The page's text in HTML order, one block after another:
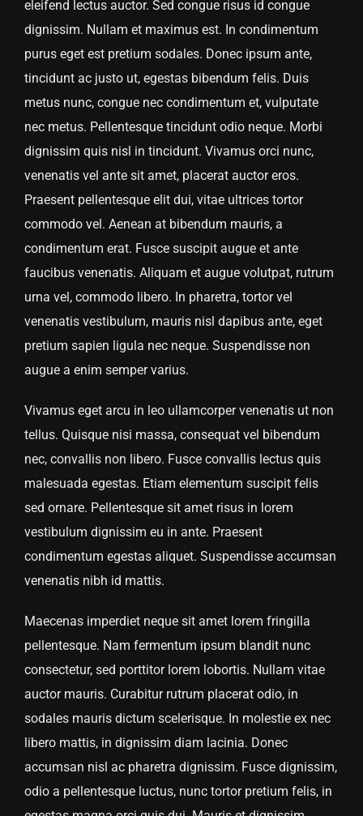
eleifend lectus auctor. Sed congue risus id congue
dignissim. Nullam et maximus est. In condimentum
purus eget est pretium sodales. Donec ipsum ante,
tincidunt ac justo ut, egestas bibendum felis. Duis
metus nunc, congue nec condimentum et, vulputate
nec metus. Pellentesque tincidunt odio neque. Morbi
dignissim quis nisl in tincidunt. Vivamus orci nunc,
venenatis vel ante sit amet, placerat auctor eros.
Praesent pellentesque elit dui, vitae ultrices tortor
commodo vel. Aenean at bibendum mauris, a
condimentum erat. Fusce suscipit augue et ante
faucibus venenatis. Aliquam et augue volutpat, rutrum
urna vel, commodo libero. In pharetra, tortor vel
venenatis vestibulum, mauris nisl dapibus ante, eget
pretium sapien ligula nec neque. Suspendisse non
augue a enim semper varius.
Vivamus eget arcu in leo ullamcorper venenatis ut non
tellus. Quisque nisi massa, consequat vel bibendum
nec, convallis non libero. Fusce convallis lectus quis
malesuada egestas. Etiam elementum suscipit felis
sed ornare. Pellentesque sit amet risus in lorem
vestibulum dignissim eu in ante. Praesent
condimentum egestas aliquet. Suspendisse accumsan
venenatis nibh id mattis.
Maecenas imperdiet neque sit amet lorem fringilla
pellentesque. Nam fermentum ipsum blandit nunc
consectetur, sed porttitor lorem lobortis. Nullam vitae
auctor mauris. Curabitur rutrum placerat odio, in
sodales mauris dictum scelerisque. In molestie ex nec
libero mattis, in dignissim diam lacinia. Donec
accumsan nisl ac pharetra dignissim. Fusce dignissim,
odio a pellentesque luctus, nunc tortor pretium felis, in